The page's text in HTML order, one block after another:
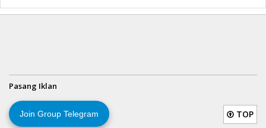
Pasang Iklan
TOP
Join Group Telegram